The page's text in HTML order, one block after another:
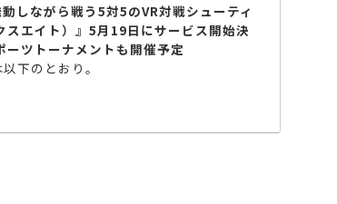
しながら戦う5対5のVR対戦シューティ
スエイト）』5月19日にサービス開始決
ツトーナメントも開催予定
下のとおり。